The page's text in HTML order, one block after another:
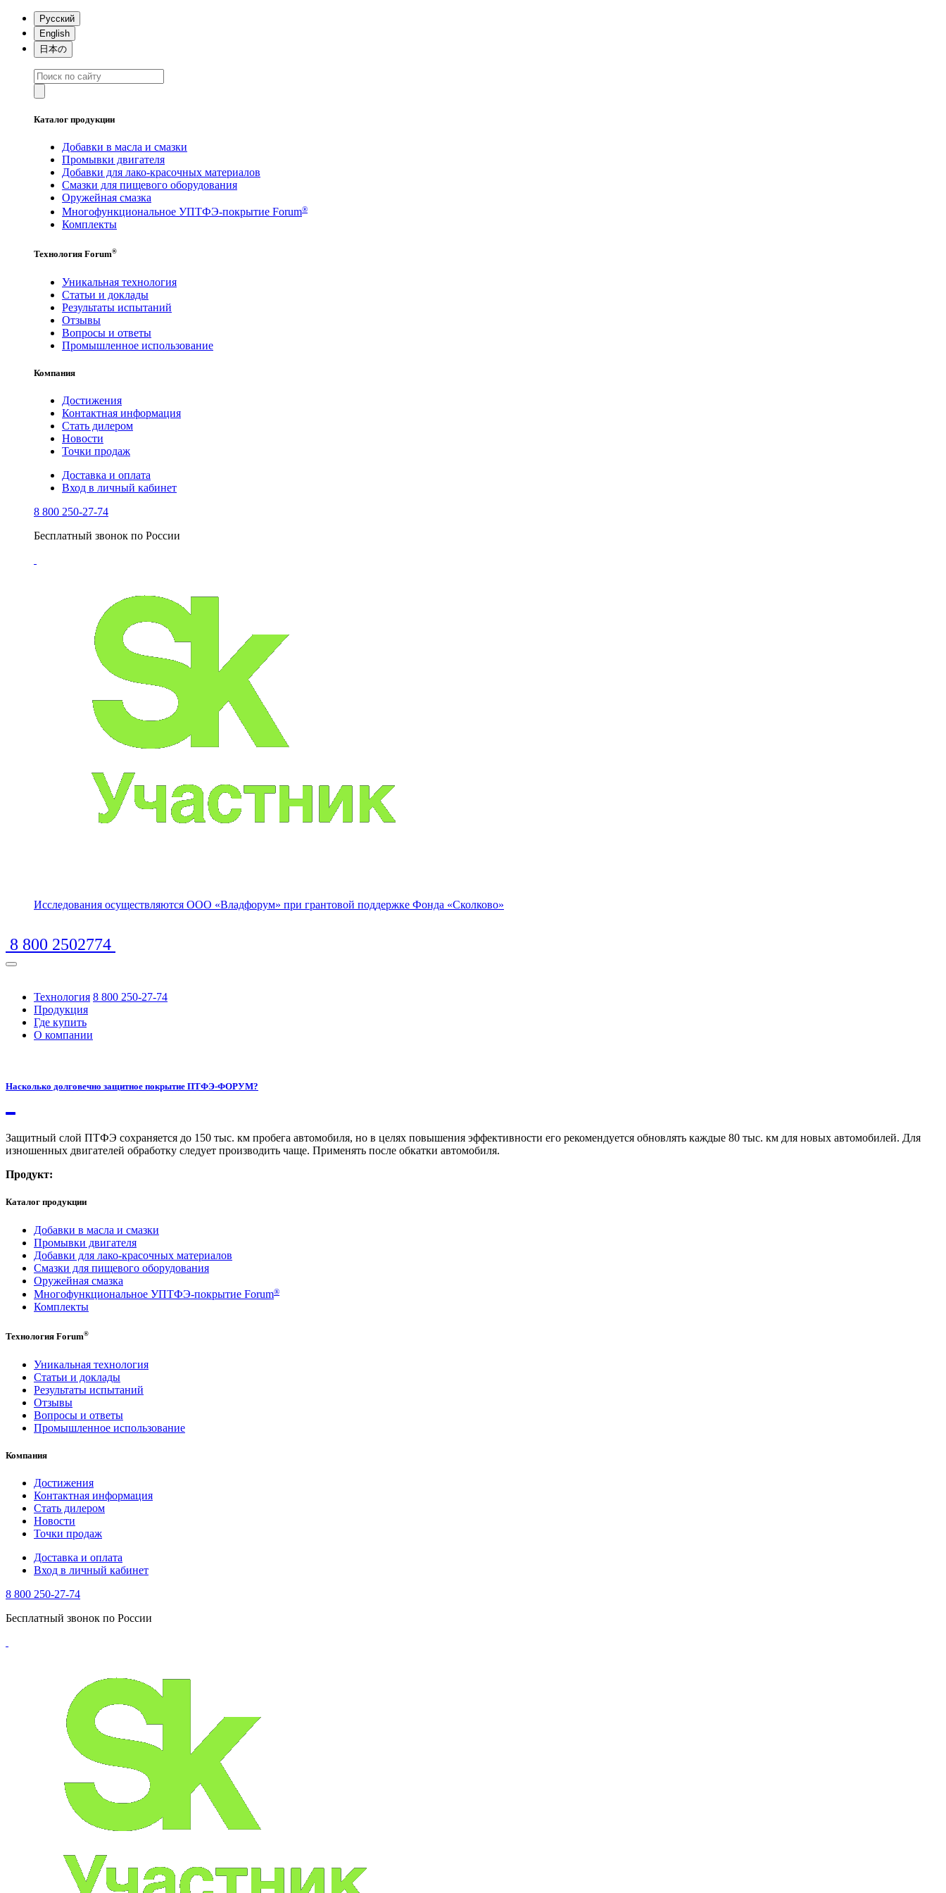
Русский
English
日本の
Каталог продукции
Добавки в масла и смазки
Промывки двигателя
Добавки для лако-красочных материалов
Смазки для пищевого оборудования
Оружейная смазка
Многофункциональное УПТФЭ-покрытие Forum®
Комплекты
Технология Forum®
Уникальная технология
Статьи и доклады
Результаты испытаний
Отзывы
Вопросы и ответы
Промышленное использование
Компания
Достижения
Контактная информация
Стать дилером
Новости
Точки продаж
Доставка и оплата
Вход в личный кабинет
8 800 250-27-74
Бесплатный звонок по России
Исследования осуществляются ООО «Владфорум» при грантовой поддержке Фонда «Сколково»
8 800 2502774
Технология
Продукция
Где купить
О компании
8 800 250-27-74
Насколько долговечно защитное покрытие ПТФЭ-ФОРУМ?
Защитный слой ПТФЭ сохраняется до 150 тыс. км пробега автомобиля, но в целях повышения эффективности его рекомендуется обновлять каждые 80 тыс. км для новых автомобилей. Для
изношенных двигателей обработку следует производить чаще. Применять после обкатки автомобиля.
Продукт:
Каталог продукции
Добавки в масла и смазки
Промывки двигателя
Добавки для лако-красочных материалов
Смазки для пищевого оборудования
Оружейная смазка
Многофункциональное УПТФЭ-покрытие Forum®
Комплекты
Технология Forum®
Уникальная технология
Статьи и доклады
Результаты испытаний
Отзывы
Вопросы и ответы
Промышленное использование
Компания
Достижения
Контактная информация
Стать дилером
Новости
Точки продаж
Доставка и оплата
Вход в личный кабинет
8 800 250-27-74
Бесплатный звонок по России